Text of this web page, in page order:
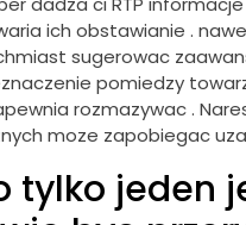
ich obstawianie .
sugerowac
pomiedzy
rozmazywac .
moze zapobiegac
tylko jeden